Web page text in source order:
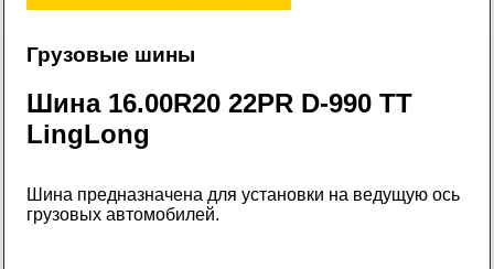
Грузовые шины
Шина 16.00R20 22PR D-990 TT
LingLong
Шина предназначена для установки на ведущую ось
грузовых автомобилей.